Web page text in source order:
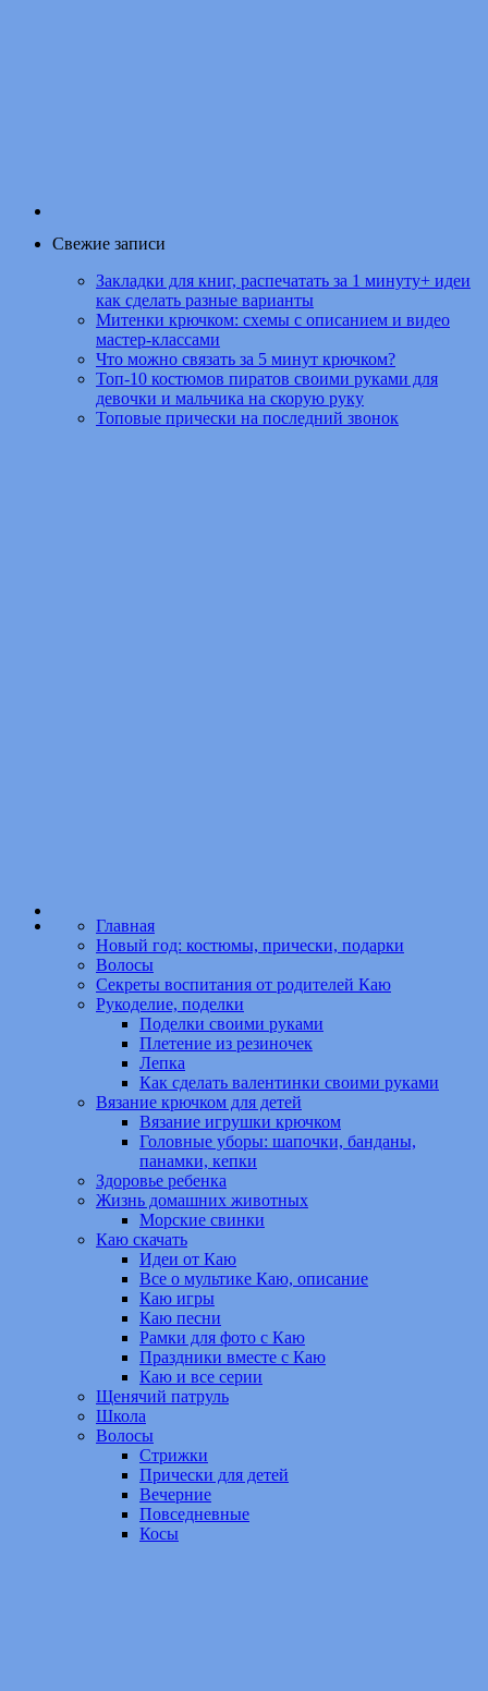
Свежие записи
Закладки для книг, распечатать за 1 минуту+ идеи
как сделать разные варианты
Митенки крючком: схемы с описанием и видео
мастер-классами
Что можно связать за 5 минут крючком?
Топ-10 костюмов пиратов своими руками для
девочки и мальчика на скорую руку
Топовые прически на последний звонок
Главная
Новый год: костюмы, прически, подарки
Волосы
Секреты воспитания от родителей Каю
Рукоделие, поделки
Поделки своими руками
Плетение из резиночек
Лепка
Как сделать валентинки своими руками
Вязание крючком для детей
Вязание игрушки крючком
Головные уборы: шапочки, банданы,
панамки, кепки
Здоровье ребенка
Жизнь домашних животных
Морские свинки
Каю скачать
Идеи от Каю
Все о мультике Каю, описание
Каю игры
Каю песни
Рамки для фото с Каю
Праздники вместе с Каю
Каю и все серии
Щенячий патруль
Школа
Волосы
Стрижки
Прически для детей
Вечерние
Повседневные
Косы